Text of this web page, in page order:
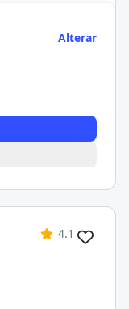
Alterar
4.1